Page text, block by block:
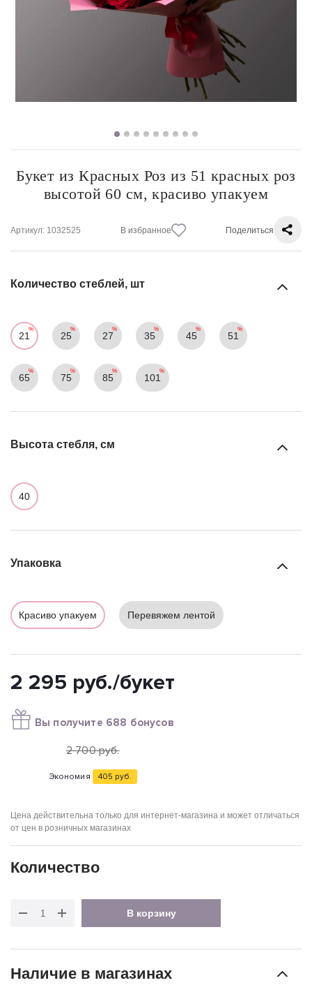
Букет из Красных Роз из 51 красных роз
высотой 60 см, красиво упакуем
Артикул: 1032525 В избранное Поделиться
Количество стеблей, шт
21 25 27 35 45 51
65 75 85 101
Высота стебля, см
40
Упаковка
Красиво упакуем Перевяжем лентой
2 295 руб./букет
Вы получите 688 бонусов
2 700руб.
Экономия 405 руб.
Цена действительна только для интернет-магазина и может отличаться
от цен в розничных магазинах
Количество
В корзину
Наличие в магазинах